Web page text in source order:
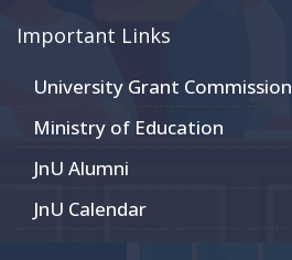
Important Links
University Grant Commission
Ministry of Education
JnU Alumni
JnU Calendar